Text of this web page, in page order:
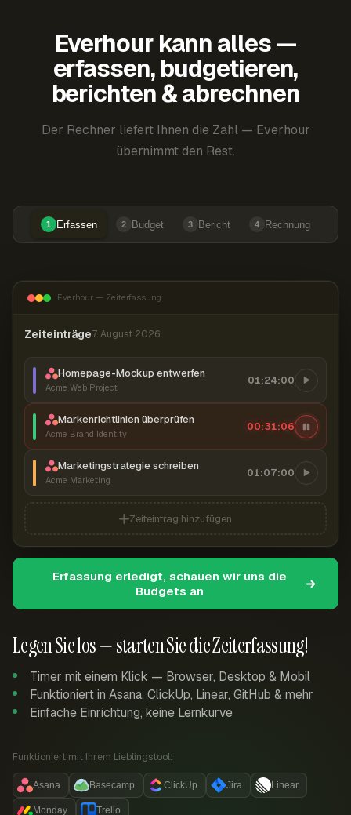
Everhour kann alles —
erfassen, budgetieren,
berichten & abrechnen
Der Rechner liefert Ihnen die Zahl — Everhour
übernimmt den Rest.
1 Erfassen 2 Budget 3 Bericht 4 Rechnung
Legen Sie los — starten Sie die Zeiterfassung!
Timer mit einem Klick — Browser, Desktop & Mobil
Funktioniert in Asana, ClickUp, Linear, GitHub & mehr
Einfache Einrichtung, keine Lernkurve
Funktioniert mit Ihrem Lieblingstool:
Asana Basecamp ClickUp Jira Linear
Monday Trello
Everhour — Zeiterfassung
Zeiteinträge7. August 2026
Homepage-Mockup entwerfen
Acme Web Project
01:24:00
Markenrichtlinien überprüfen
Acme Brand Identity
00:31:06
Marketingstrategie schreiben
Acme Marketing
01:07:00
Zeiteintrag hinzufügen
Erfassung erledigt, schauen wir uns die
Budgets an